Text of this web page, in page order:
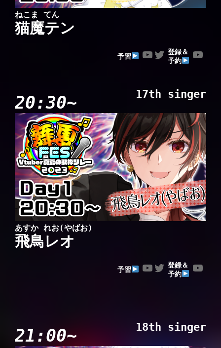
ねこま てん
猫魔テン
予習 YouTube Twitter
登録＆
予約
YouTube
20:30~ 17th singer
あすか れお(やばお)
飛鳥レオ
予習 YouTube Twitter
登録＆
予約
YouTube
21:00~ 18th singer